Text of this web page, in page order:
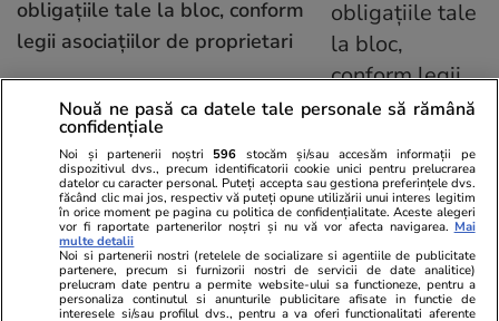
obligaţiile tale la bloc, conform
legii asociaţiilor de proprietari
Știri România 12:03
Cele patru barje vor fi
scufundate azi în Dunăre, ca să
salveze centrala de la
Cernavodă. Când are loc
operațiunea
Nouă ne pasă ca datele tale personale să rămână
confidențiale
Noi și partenerii noștri 596 stocăm și/sau accesăm informații pe
dispozitivul dvs., precum identificatorii cookie unici pentru prelucrarea
datelor cu caracter personal. Puteți accepta sau gestiona preferințele dvs.
făcând clic mai jos, respectiv vă puteți opune utilizării unui interes legitim
în orice moment pe pagina cu politica de confidențialitate. Aceste alegeri
vor fi raportate partenerilor noștri și nu vă vor afecta navigarea. Mai
multe detalii
Noi si partenerii nostri (retelele de socializare si agentiile de publicitate
partenere, precum si furnizorii nostri de servicii de date analitice)
prelucram date pentru a permite website-ului sa functioneze, pentru a
personaliza continutul si anunturile publicitare afisate in functie de
interesele si/sau profilul dvs., pentru a va oferi functionalitati aferente